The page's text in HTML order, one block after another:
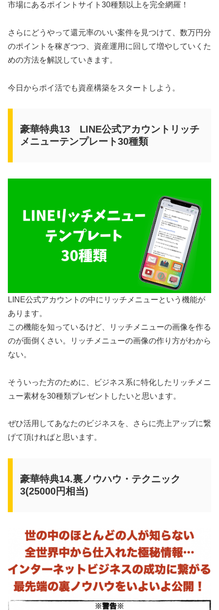
市場にあるポイントサイト30種類以上を完全網羅！
さらにどうやって還元率のいい案件を見つけて、数万円分
のポイントを稼ぎつつ、資産運用に回して増やしていくた
めの方法を解説していきます。
今日からポイ活でも資産構築をスタートしよう。
豪華特典13 LINE公式アカウントリッチ
メニューテンプレート30種類
LINE公式アカウントの中にリッチメニューという機能が
あります。
この機能を知っているけど、リッチメニューの画像を作る
のが面倒くさい。リッチメニューの画像の作り方がわから
ない。
そういった方のために、ビジネス系に特化したリッチメニ
ュー素材を30種類プレゼントしたいと思います。
ぜひ活用してあなたのビジネスを、さらに売上アップに繋
げて頂ければと思います。
豪華特典14.裏ノウハウ・テクニック
3(25000円相当)